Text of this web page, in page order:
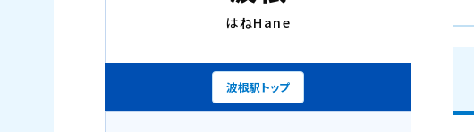
はねHane
波根駅トップ